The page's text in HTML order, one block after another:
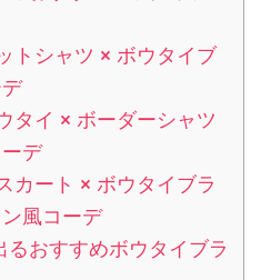
トシャツ × ボウタイブ
タイ × ボーダーシャツ
デ
カート × ボウタイブラ
風コーデ
るおすすめボウタイブラ